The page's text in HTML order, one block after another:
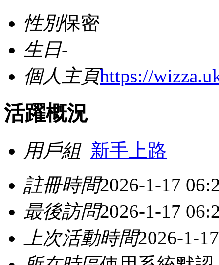
性別保密
生日-
個人主頁https://
活躍概況
用戶組 新手上路
註冊時間2026-1-17
最後訪問2026-1-17
上次活動時間2026-1-